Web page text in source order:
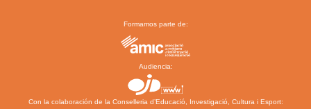
Formamos parte de:
Audiencia:
Con la colaboración de la Conselleria d’Educació, Investigació, Cultura i Esport: